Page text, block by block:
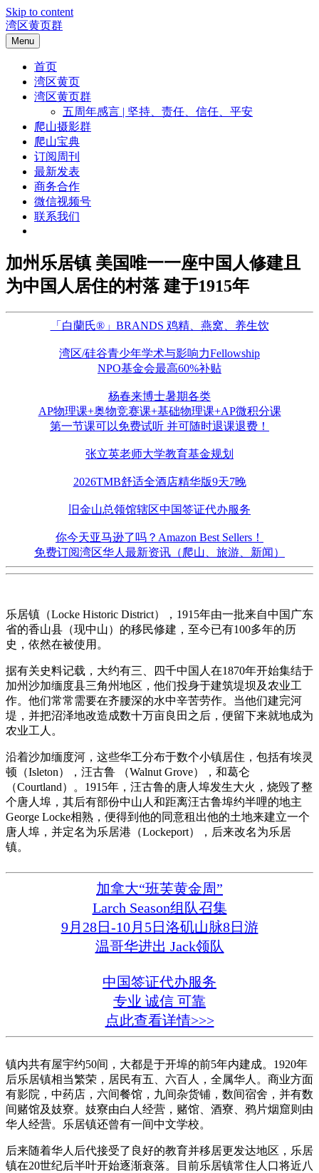
Skip to content
湾区黄页群
Menu
首页
湾区黄页
湾区黄页群
五周年感言 | 坚持、责任、信任、平安
爬山摄影群
爬山宝典
订阅周刊
最新发表
商务合作
微信视频号
联系我们
加州乐居镇 美国唯一一座中国人修建且
为中国人居住的村落 建于1915年
「白蘭氏®」BRANDS 鸡精、燕窝、养生饮
湾区/硅谷青少年学术与影响力Fellowship
NPO基金会最高60%补贴
杨春来博士暑期各类
AP物理课+奥物竞赛课+基础物理课+AP微积分课
第一节课可以免费试听 并可随时退课退费！
张立英老师大学教育基金规划
2026TMB舒适全酒店精华版9天7晚
旧金山总领馆辖区中国签证代办服务
你今天亚马逊了吗？Amazon Best Sellers！
免费订阅湾区华人最新资讯（爬山、旅游、新闻）
乐居镇（Locke Historic District），1915年由一批来自中国广东
省的香山县（现中山）的移民修建，至今已有100多年的历
史，依然在被使用。
据有关史料记载，大约有三、四千中国人在1870年开始集结于
加州沙加缅度县三角州地区，他们投身于建筑堤坝及农业工
作。他们常常需要在齐腰深的水中辛苦劳作。当他们建完河
堤，并把沼泽地改造成数十万亩良田之后，便留下来就地成为
农业工人。
沿着沙加缅度河，这些华工分布于数个小镇居住，包括有埃灵
顿（Isleton），汪古鲁 （Walnut Grove），和葛仑
（Courtland）。1915年，汪古鲁的唐人埠发生大火，烧毁了整
个唐人埠，其后有部份中山人和距离汪古鲁埠约半哩的地主
George Locke相熟，便得到他的同意租出他的土地来建立一个
唐人埠，并定名为乐居港（Lockeport），后来改名为乐居
镇。
加拿大“班芙黄金周”
Larch Season组队召集
9月28日-10月5日洛矶山脉8日游
温哥华进出 Jack领队
中国签证代办服务
专业 诚信 可靠
点此查看详情>>>
镇内共有屋宇约50间，大都是于开埠的前5年内建成。1920年
后乐居镇相当繁荣，居民有五、六百人，全属华人。商业方面
有影院，中药店，六间餐馆，九间杂货铺，数间宿舍，并有数
间赌馆及妓寮。妓寮由白人经营，赌馆、酒寮、鸦片烟窟则由
华人经营。乐居镇还曾有一间中文学校。
后来随着华人后代接受了良好的教育并移居更发达地区，乐居
镇在20世纪后半叶开始逐渐衰落。目前乐居镇常住人口将近八